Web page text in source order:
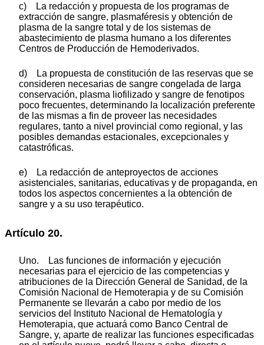
c) La redacción y propuesta de los programas de
extracción de sangre, plasmaféresis y obtención de
plasma de la sangre total y de los sistemas de
abastecimiento de plasma humano a los diferentes
Centros de Producción de Hemoderivados.
d) La propuesta de constitución de las reservas que se
consideren necesarias de sangre congelada de larga
conservación, plasma liofilizado y sangre de fenotipos
poco frecuentes, determinando la localización preferente
de las mismas a fin de proveer las necesidades
regulares, tanto a nivel provincial como regional, y las
posibles demandas estacionales, excepcionales y
catastróficas.
e) La redacción de anteproyectos de acciones
asistenciales, sanitarias, educativas y de propaganda, en
todos los aspectos concernientes a la obtención de
sangre y a su uso terapéutico.
Artículo 20.
Uno. Las funciones de información y ejecución
necesarias para el ejercicio de las competencias y
atribuciones de la Dirección General de Sanidad, de la
Comisión Nacional de Hemoterapia y de su Comisión
Permanente se llevarán a cabo por medio de los
servicios del Instituto Nacional de Hematología y
Hemoterapia, que actuará como Banco Central de
Sangre, y, aparte de realizar las funciones especificadas